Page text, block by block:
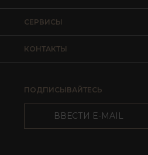
КОНТАКТЫ
СЕРВИСЫ
ПОДПИСЫВАЙТЕСЬ
ВВЕСТИ E-MAIL